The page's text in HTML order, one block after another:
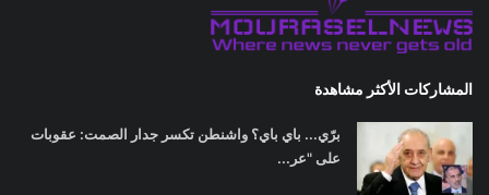
المشاركات الأكثر مشاهدة
برّي... باي باي؟ واشنطن تكسر جدار الصمت: عقوبات
على "عر...